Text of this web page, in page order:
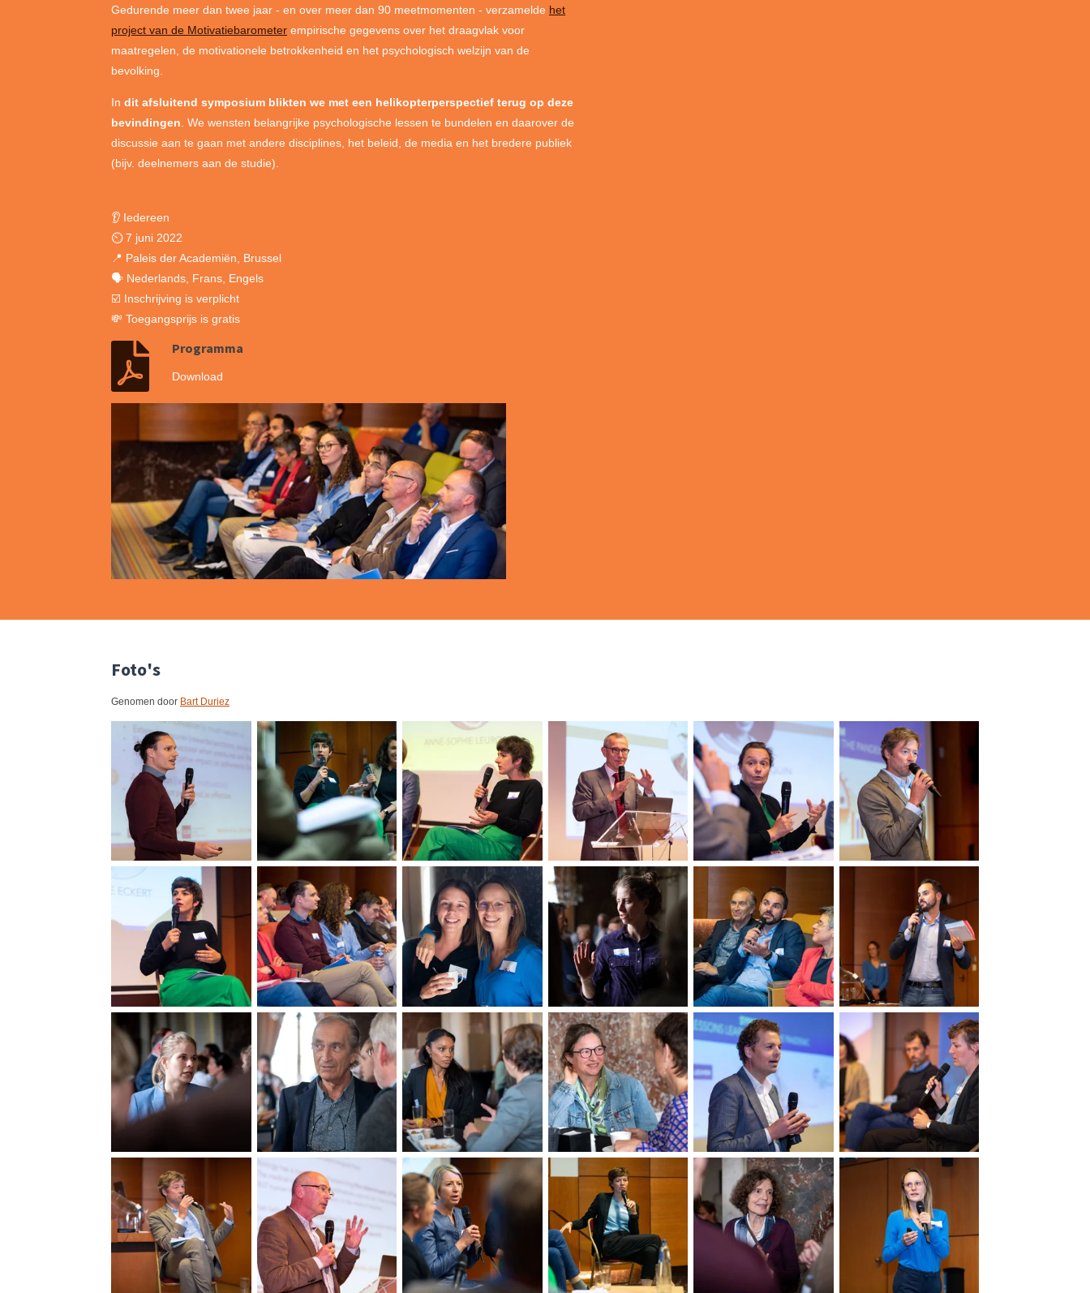
Gedurende meer dan twee jaar - en over meer dan 90 meetmomenten - verzamelde het
project van de Motivatiebarometer empirische gegevens over het draagvlak voor
maatregelen, de motivationele betrokkenheid en het psychologisch welzijn van de
bevolking.
In dit afsluitend symposium blikten we met een helikopterperspectief terug op deze
bevindingen . We wensten belangrijke psychologische lessen te bundelen en daarover de
discussie aan te gaan met andere disciplines, het beleid, de media en het bredere publiek
(bijv. deelnemers aan de studie).
👂 Iedereen
⏲️ 7 juni 2022
📍 Paleis der Academiën, Brussel
🗣️ Nederlands, Frans, Engels
☑️ Inschrijving is verplicht
💸 Toegangsprijs is gratis
Programma
Download
Foto's
Genomen door Bart Duriez